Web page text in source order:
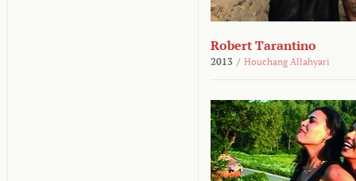
Robert Tarantino
2013 / Houchang Allahyari